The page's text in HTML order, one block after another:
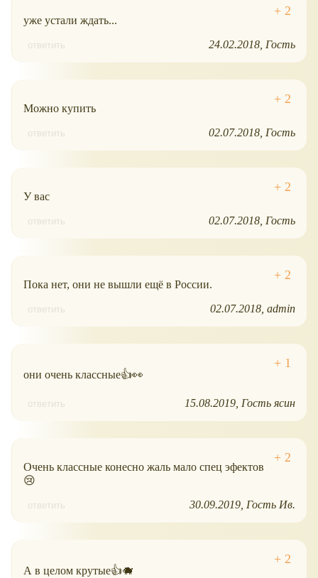
уже устали ждать...
ответить 24.02.2018 Гость
Можно купить
ответить 02.07.2018 Гость
У вас
ответить 02.07.2018 Гость
Пока нет, они не вышли ещё в России.
ответить 02.07.2018 admin
они очень классные👍👀
ответить 15.08.2019 Гость ясин
Очень классные конесно жаль мало спец эфектов
😢
ответить 30.09.2019 Гость Ив.
А в целом крутые👍🐗